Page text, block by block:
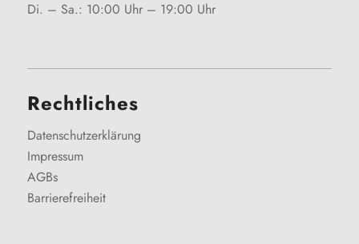
Di. – Sa.: 10:00 Uhr – 19:00 Uhr
Rechtliches
Datenschutzerklärung
Impressum
AGBs
Barrierefreiheit